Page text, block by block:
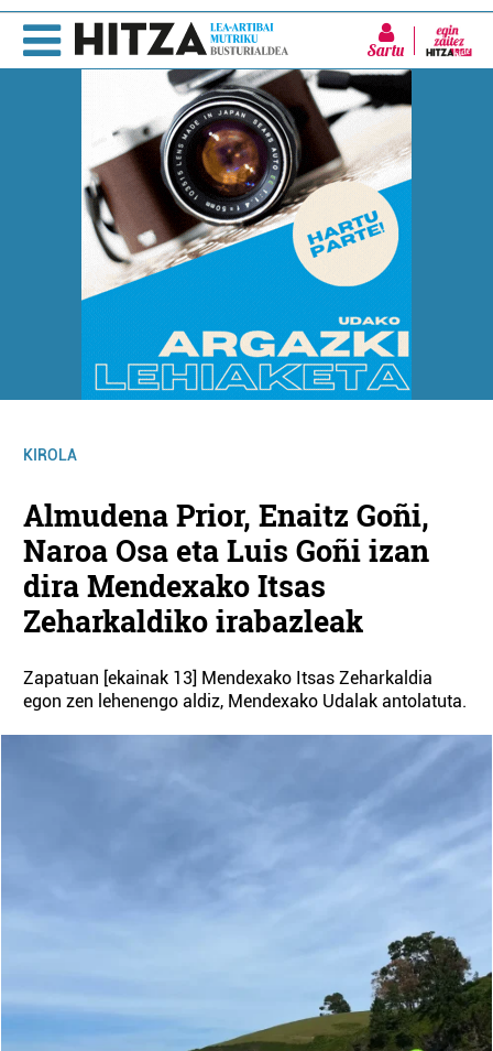
Sartu
KIROLA
Almudena Prior, Enaitz Goñi,
Naroa Osa eta Luis Goñi izan
dira Mendexako Itsas
Zeharkaldiko irabazleak
Zapatuan [ekainak 13] Mendexako Itsas Zeharkaldia
egon zen lehenengo aldiz, Mendexako Udalak antolatuta.